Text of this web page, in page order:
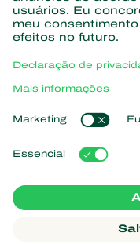
Parceiros com a
Vespas Parasitoides
Nematoides benéficos
Microorganismos
Proteção de culturas
Sobre a Koppert
Centro de informações
Trabalhe na Koppert
Links de Interesse
Natutec
Gazebo
Koppert Global
Gerir cookies